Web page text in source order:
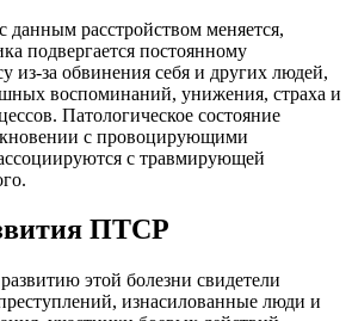
данным расстройством меняется,
подвергается постоянному
из-за обвинения себя и других людей,
воспоминаний, унижения, страха и
Патологическое состояние
с провоцирующими
с травмирующей
ПТСР
этой болезни свидетели
изнасилованные люди и